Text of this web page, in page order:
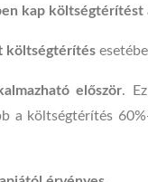
kap költségtérítést
költségtérítés
először.
a költségtérítés